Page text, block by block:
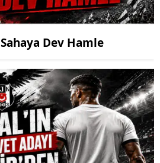
Dev Hamle